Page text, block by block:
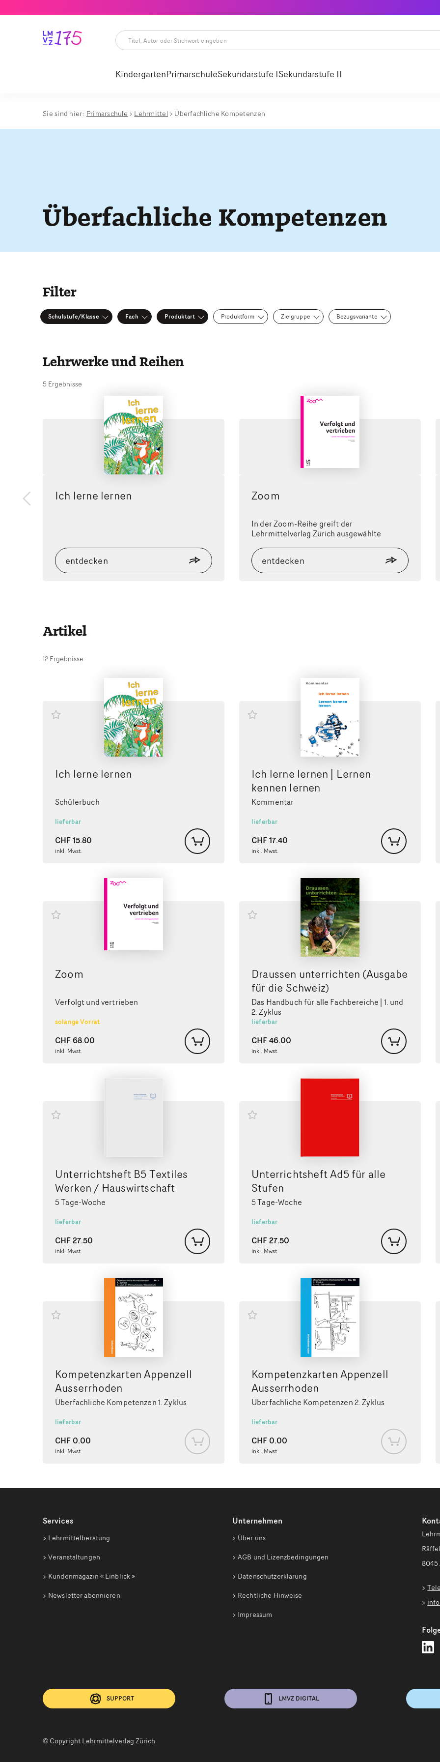
Titel,
Stichwort
eingeben
KindergartenPrimarschuleSekundarstufe ISekundarstufe II
Sie sind hier: Primarschule Lehrmittel Überfachliche Kompetenzen
Überfachliche Kompetenzen
Filter
Schulstufe/Klasse Fach Produktart Produktform Zielgruppe Bezugsvariante
Lehrwerke und Reihen
5 Ergebnisse
Ich lerne lernen
entdecken
Zoom
In der Zoom-Reihe greift der
Lehrmittelverlag Zürich ausgewählte
entdecken
Artikel
12 Ergebnisse
Ich lerne lernen
Schülerbuch
lieferbar
CHF15.80
inkl. Mwst.
Ich lerne lernen | Lernen
kennen lernen
Kommentar
lieferbar
CHF17.40
inkl. Mwst.
Zoom
Verfolgt und vertrieben
solange Vorrat
CHF68.00
inkl. Mwst.
Draussen unterrichten (Ausgabe
für die Schweiz)
Das Handbuch für alle Fachbereiche | 1. und
2. Zyklus
lieferbar
CHF46.00
inkl. Mwst.
Unterrichtsheft B5 Textiles
Werken / Hauswirtschaft
5 Tage-Woche
lieferbar
CHF27.50
inkl. Mwst.
Unterrichtsheft Ad5 für alle
Stufen
5 Tage-Woche
lieferbar
CHF27.50
inkl. Mwst.
Kompetenzkarten Appenzell
Ausserrhoden
Überfachliche Kompetenzen 1. Zyklus
lieferbar
CHF 0.00
inkl. Mwst.
Kompetenzkarten Appenzell
Ausserrhoden
Überfachliche Kompetenzen 2. Zyklus
lieferbar
CHF 0.00
inkl. Mwst.
Services
Lehrmittelberatung
Veranstaltungen
Kundenmagazin « Einblick »
Newsletter abonnieren
Unternehmen
Über uns
AGB und Lizenzbedingungen
Datenschutzerklärung
Rechtliche Hinweise
Impressum
8045
SUPPORT LMVZ DIGITAL
© Copyright Lehrmittelverlag Zürich
Stichwort